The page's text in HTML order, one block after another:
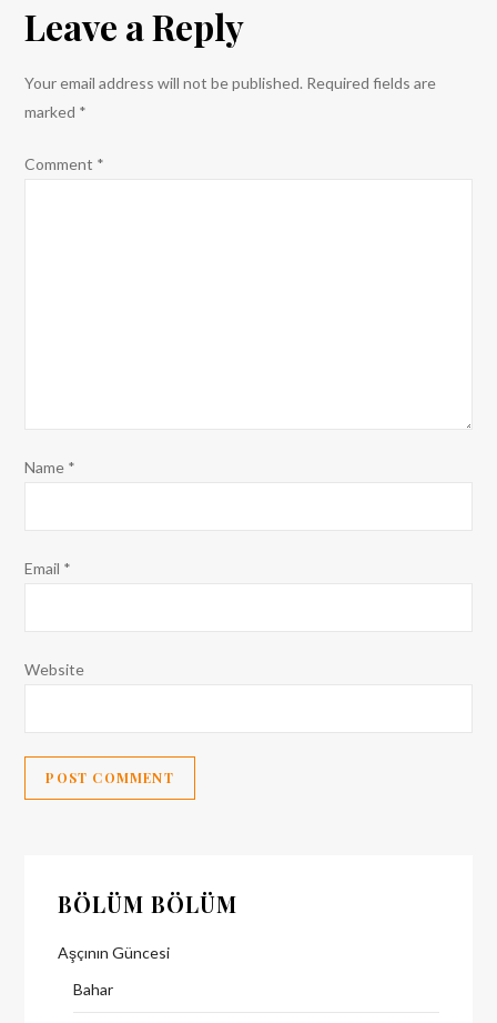
Leave a Reply
Your email address will not be published. Required fields are
marked *
Comment *
Name *
Email *
Website
BÖLÜM BÖLÜM
Aşçının Güncesi
Bahar